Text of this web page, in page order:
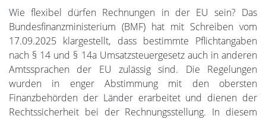
Wie flexibel dürfen Rechnungen in der EU sein? Das
Bundesfinanzministerium (BMF) hat mit Schreiben vom
17.09.2025 klargestellt, dass bestimmte Pflichtangaben
nach § 14 und § 14a Umsatzsteuergesetz auch in anderen
Amtssprachen der EU zulässig sind. Die Regelungen
wurden in enger Abstimmung mit den obersten
Finanzbehörden der Länder erarbeitet und dienen der
Rechtssicherheit bei der Rechnungsstellung. In diesem